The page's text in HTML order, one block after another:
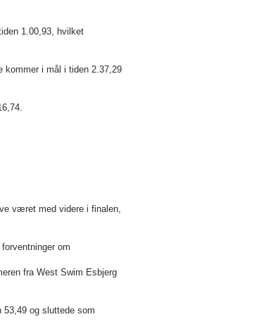
1.00,93, hvilket
kommer i mål i tiden 2.37,29
været med videre i finalen,
om
fra West Swim Esbjerg
og sluttede som